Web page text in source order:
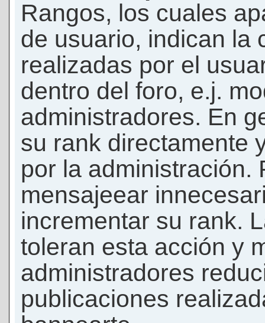
Rangos, los cuales
de usuario, indican la
realizadas por el
dentro del foro, e.j.
administradores. En
su rank directamente
por la administración.
mensajeear
incrementar su rank.
toleran esta acción y
administradores
publicaciones